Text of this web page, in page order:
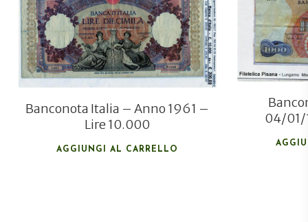
€200,00
€180,00
Banconota Italia – Anno 1961 –
Lire 10.000
AGGIUNGI AL CARRELLO
04/01/